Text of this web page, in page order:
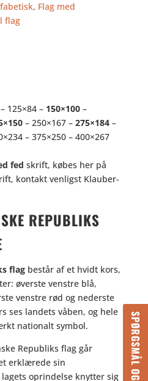
SPØRGSMÅL OG SVAR
, Flag med
flag
125×84 – 150×100–
– 250×167 – 275×184–
– 375×250 – 400×267
fed skrift, købes her på
kontakt venligst Klauber-
REPUBLIKS
flagbestår af et hvidt kors,
øverste venstre blå,
venstre rød og nederste
ses landets våben, og hele
nationalt symbol.
Republiks flag går
erklærede sin
oprindelse knytter sig